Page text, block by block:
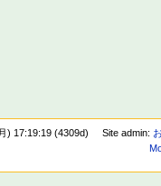
) 17:19:19 (4309d) Site admin: